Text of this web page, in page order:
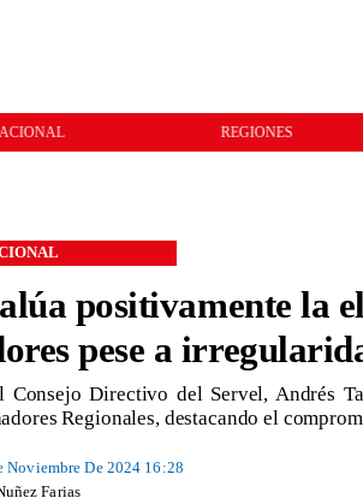
ECONOMÍA
positivamente la
pese a
Consejo Directivo del Servel, Andrés
Regionales, destacando el
Noviembre De 2024 16:28
Farias